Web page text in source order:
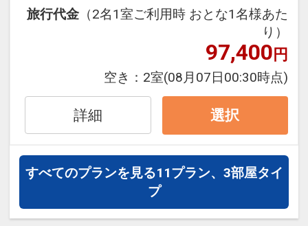
20日
をご用意しています。
※ご覧のページがどちらかを【食事条
件】の項目でご確認のうえ、予約にお進
み下さい。
駐車場について
●駐車場は１泊無料でご利用いただけま
す。※先着順となります。
旅行代金 （2名1室ご利用時 おとな1名様あた
り）
97,400円
空き： 2室(08月07日00:30時点)
詳細 選択
すべてのプランを見る11プラン、3部屋タイ
プ